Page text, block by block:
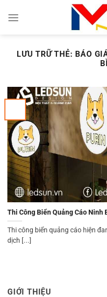
đến
LƯU TRỮ THẺ: BÁO
Thi Công Biển Quảng Cáo Ninh
Thi công biển quảng cáo hiện
dịch [...]
GIỚI THIỆU